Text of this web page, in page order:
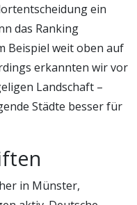
ein
das Ranking
Beispiel weit oben auf
erkannten wir vor
Landschaft –
Städte besser für
in Münster,